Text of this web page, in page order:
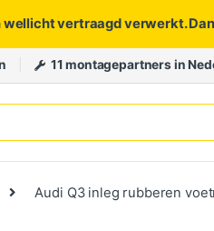
vertraagd verwerkt.
11 montagepartners in
Audi Q3 inleg rubberen